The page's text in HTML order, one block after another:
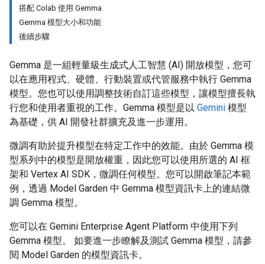
搭配 Colab 使用 Gemma
Gemma 模型大小和功能
後續步驟
Gemma 是一組輕量級生成式人工智慧 (AI) 開放模型，您可
以在應用程式、硬體、行動裝置或代管服務中執行 Gemma
模型。您也可以使用調整技術自訂這些模型，讓模型擅長執
行您和使用者重視的工作。Gemma 模型是以 Gemini 模型
為基礎，供 AI 開發社群擴充及進一步運用。
微調有助於提升模型在特定工作中的效能。由於 Gemma 模
型系列中的模型是開放權重，因此您可以使用所選的 AI 框
架和 Vertex AI SDK，微調任何模型。您可以開啟筆記本範
例，透過 Model Garden 中 Gemma 模型資訊卡上的連結微
調 Gemma 模型。
您可以在 Gemini Enterprise Agent Platform 中使用下列
Gemma 模型。 如要進一步瞭解及測試 Gemma 模型，請參
閱 Model Garden 的模型資訊卡。